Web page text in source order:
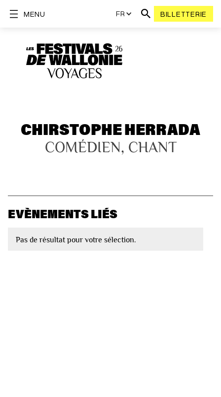
FR BILLETTERIE
MENU
CHIRSTOPHE HERRADA
COMÉDIEN, CHANT
EVÈNEMENTS LIÉS
Pas de résultat pour votre sélection.